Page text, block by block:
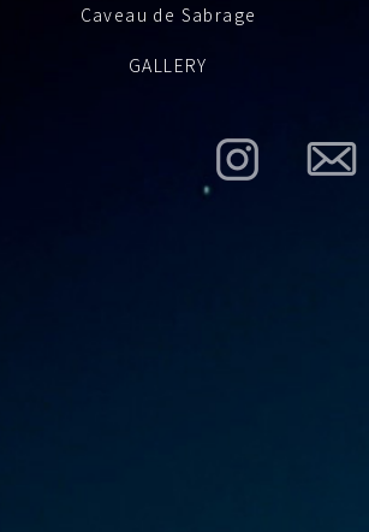
Caveau de Sabrage
GALLERY